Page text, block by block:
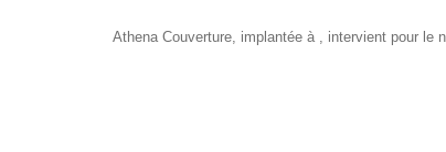
Athena Couverture, implantée à , intervient pour le